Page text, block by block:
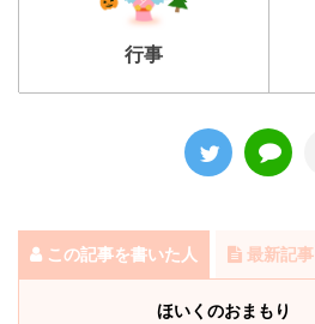
行事
この記事を書いた人 最新記事
ほいくのおまもり